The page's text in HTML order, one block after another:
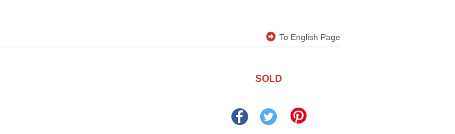
To English Page
SOLD